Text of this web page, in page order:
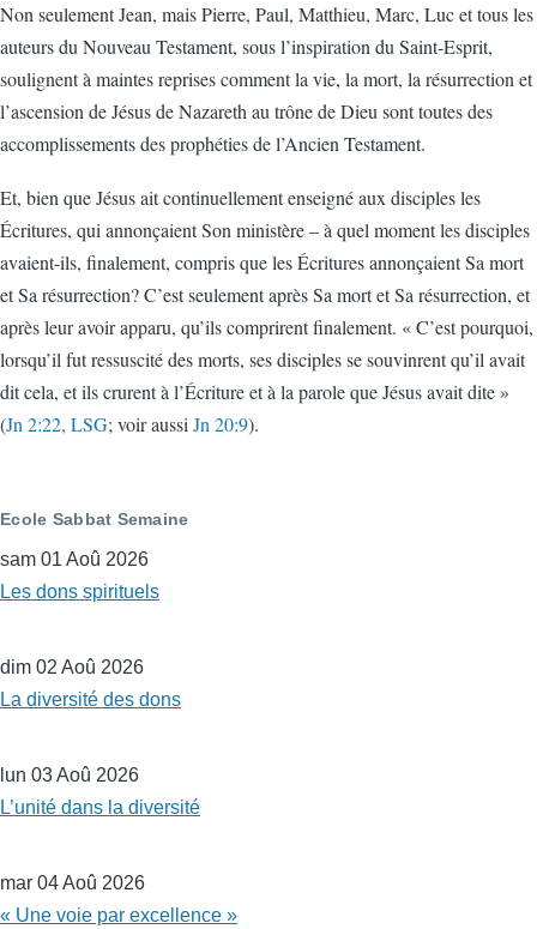
Non seulement Jean, mais Pierre, Paul, Matthieu, Marc, Luc et tous les
auteurs du Nouveau Testament, sous l’inspiration du Saint-Esprit,
soulignent à maintes reprises comment la vie, la mort, la résurrection et
l’ascension de Jésus de Nazareth au trône de Dieu sont toutes des
accomplissements des prophéties de l’Ancien Testament.
Et, bien que Jésus ait continuellement enseigné aux disciples les
Écritures, qui annonçaient Son ministère – à quel moment les disciples
avaient-ils, finalement, compris que les Écritures annonçaient Sa mort
et Sa résurrection? C’est seulement après Sa mort et Sa résurrection, et
après leur avoir apparu, qu’ils comprirent finalement. « C’est pourquoi,
lorsqu’il fut ressuscité des morts, ses disciples se souvinrent qu’il avait
dit cela, et ils crurent à l’Écriture et à la parole que Jésus avait dite »
(Jn 2:22, LSG; voir aussi Jn 20:9).
Ecole Sabbat Semaine
sam 01 Aoû 2026
Les dons spirituels
dim 02 Aoû 2026
La diversité des dons
lun 03 Aoû 2026
L’unité dans la diversité
mar 04 Aoû 2026
« Une voie par excellence »